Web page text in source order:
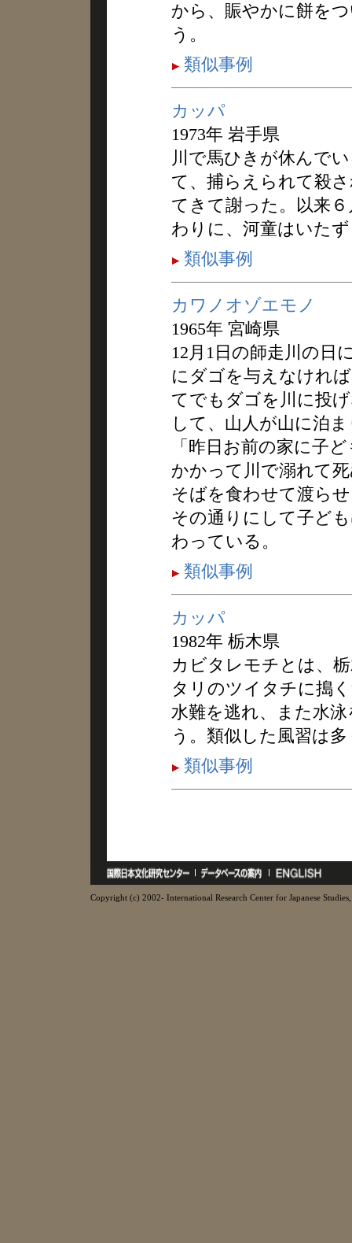
から、賑やかに餅を
う。
類似事例
カッパ
1973年 岩手県
川で馬ひきが休んで
て、捕らえられて殺
てきて謝った。以来
わりに、河童はいた
類似事例
カワノオゾエモノ
1965年 宮崎県
12月1日の師走川の日
にダゴを与えなけれ
てでもダゴを川に投
して、山人が山に泊
「昨日お前の家に子
かかって川で溺れて
そばを食わせて渡ら
その通りにして子ど
わっている。
類似事例
カッパ
1982年 栃木県
カビタレモチとは、
タリのツイタチに搗
水難を逃れ、また水
う。類似した風習は
類似事例
Copyright (c) 2002- International Research Center for Japanese